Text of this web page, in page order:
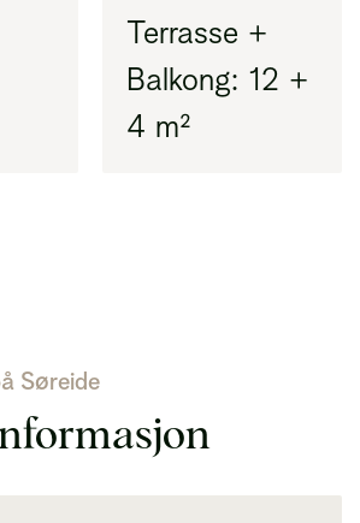
Terrasse +
Balkong: 12 +
4 m²
Søreide